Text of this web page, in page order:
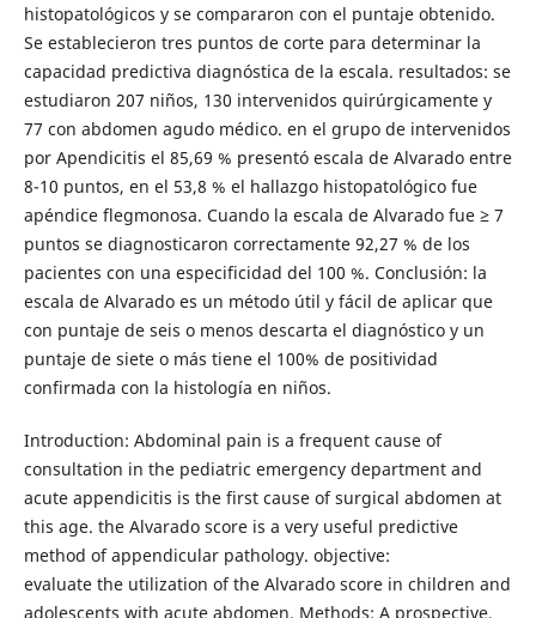
histopatológicos y se compararon con el puntaje obtenido.
Se establecieron tres puntos de corte para determinar la
capacidad predictiva diagnóstica de la escala. resultados: se
estudiaron 207 niños, 130 intervenidos quirúrgicamente y
77 con abdomen agudo médico. en el grupo de intervenidos
por Apendicitis el 85,69 % presentó escala de Alvarado entre
8-10 puntos, en el 53,8 % el hallazgo histopatológico fue
apéndice flegmonosa. Cuando la escala de Alvarado fue ≥ 7
puntos se diagnosticaron correctamente 92,27 % de los
pacientes con una especificidad del 100 %. Conclusión: la
escala de Alvarado es un método útil y fácil de aplicar que
con puntaje de seis o menos descarta el diagnóstico y un
puntaje de siete o más tiene el 100% de positividad
confirmada con la histología en niños.
Introduction: Abdominal pain is a frequent cause of
consultation in the pediatric emergency department and
acute appendicitis is the first cause of surgical abdomen at
this age. the Alvarado score is a very useful predictive
method of appendicular pathology. objective:
evaluate the utilization of the Alvarado score in children and
adolescents with acute abdomen. Methods: A prospective,